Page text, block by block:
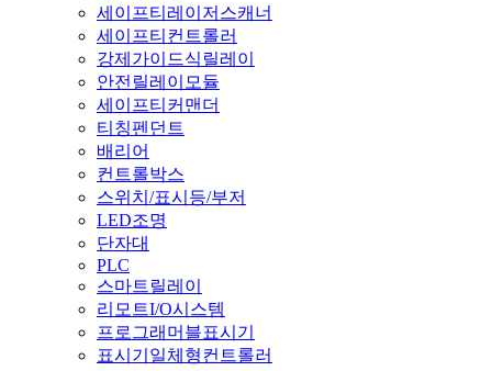
세이프티레이저스캐너
세이프티컨트롤러
강제가이드식릴레이
안전릴레이모듈
세이프티커맨더
티칭펜던트
배리어
컨트롤박스
스위치/표시등/부저
LED조명
단자대
PLC
스마트릴레이
리모트I/O시스템
프로그래머블표시기
표시기일체형컨트롤러